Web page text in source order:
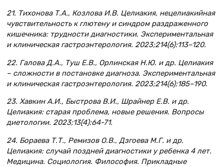
21. Тихонова Т.А., Козлова И.В. Целиакия, нецелиакийная
чувствительность к глютену и синдром раздраженного
кишечника: трудности диагностики. Экспериментальная
и клиническая гастроэнтерология. 2023;214(6):113–120.
22. Галова Д.А., Туш Е.В., Орлинская Н.Ю. и др. Целиакия
– сложности в постановке диагноза. Экспериментальная
и клиническая гастроэнтерология. 2023;214(6):185–190.
23. Хавкин А.И., Быстрова В.И., Шрайнер Е.В. и др.
Целиакия: старая проблема, новые решения. Вопросы
диетологии. 2023;13(4):64-71.
24. Бораева Т.Т., Ремизов О.В., Дзгоева М.Г. и др.
Целиакия: случай поздней диагностики у ребенка 4 лет.
Медицина. Социология. Философия. Прикладные